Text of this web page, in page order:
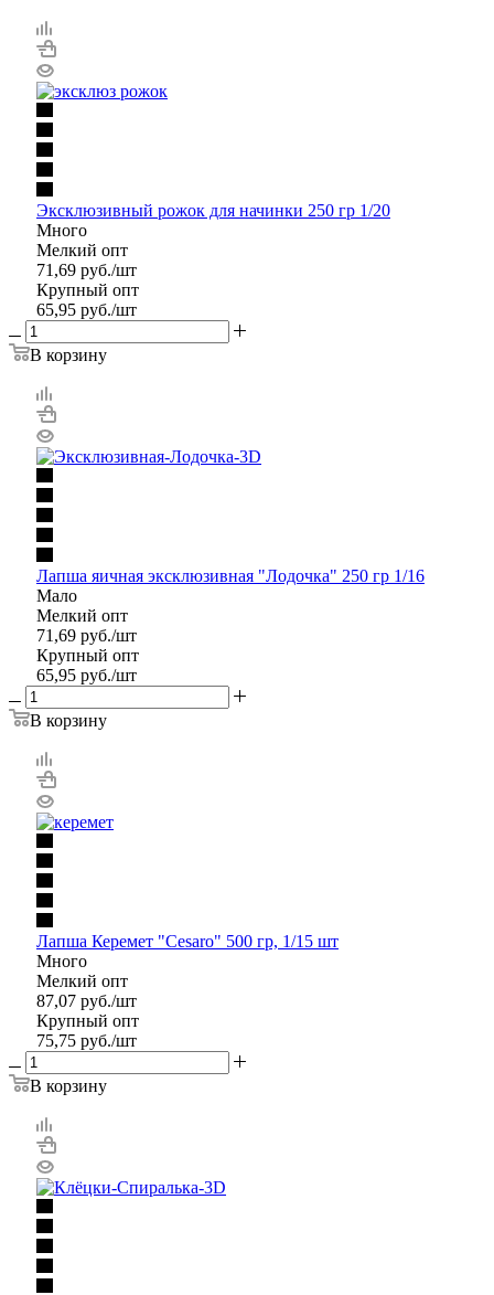
Эксклюзивный рожок для начинки 250 гр 1/20
Много
Мелкий опт
71,69 руб./шт
Крупный опт
65,95 руб./шт
В корзину
Лапша яичная эксклюзивная "Лодочка" 250 гр 1/16
Мало
Мелкий опт
71,69 руб./шт
Крупный опт
65,95 руб./шт
В корзину
Лапша Керемет "Cesaro" 500 гр, 1/15 шт
Много
Мелкий опт
87,07 руб./шт
Крупный опт
75,75 руб./шт
В корзину